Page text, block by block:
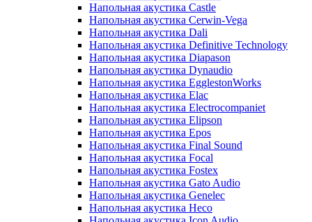
Напольная акустика Castle
Напольная акустика Cerwin-Vega
Напольная акустика Dali
Напольная акустика Definitive Technology
Напольная акустика Diapason
Напольная акустика Dynaudio
Напольная акустика EgglestonWorks
Напольная акустика Elac
Напольная акустика Electrocompaniet
Напольная акустика Elipson
Напольная акустика Epos
Напольная акустика Final Sound
Напольная акустика Focal
Напольная акустика Fostex
Напольная акустика Gato Audio
Напольная акустика Genelec
Напольная акустика Heco